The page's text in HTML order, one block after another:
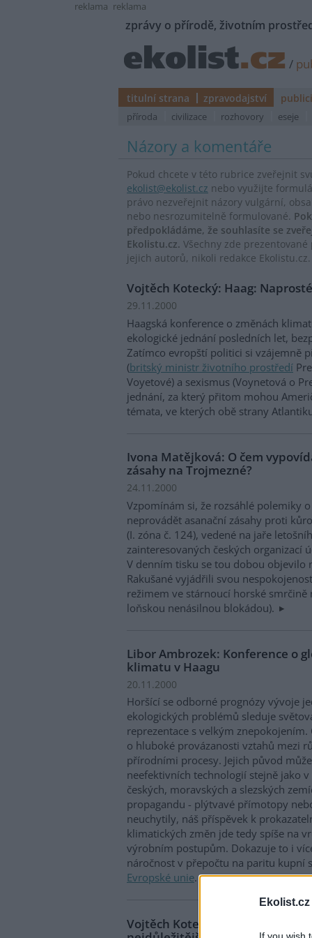
Ekolist.cz
reklama reklama
zprávy o přírodě, životním
/
titulní strana zpravodajství
příroda civilizace rozhovory eseje
Názory a komentáře
Pokud chcete v této rubrice zveřejnit
ekolist@ekolist.cz nebo využijte
právo nezveřejnit názory vulgární,
nebo nesrozumitelně formulované.
předpokládáme, že souhlasíte se
Ekolistu.cz. Všechny zde
jejich autorů, nikoli redakce Ekolistu.cz.
Vojtěch Kotecký: Haag:
29.11.2000
Haagská konference o změnách
ekologické jednání posledních let,
Zatímco evropští politici si vzájemně
(britský ministr životního prostředí
Voyetové) a sexismus (Voynetová o
jednání, za který přitom mohou
témata, ve kterých obě strany
Ivona Matějková: O čem
zásahy na Trojmezné?
24.11.2000
Vzpomínám si, že rozsáhlé polemiky
neprovádět asanační zásahy proti
(I. zóna č. 124), vedené na jaře
zainteresovaných českých organizací
V denním tisku se tou dobou objevilo
Rakušané vyjádřili svou
režimem ve stárnoucí horské smrčině
loňskou nenásilnou blokádou).
Libor Ambrozek: Konference o
klimatu v Haagu
20.11.2000
Horšící se odborné prognózy vývoje
ekologických problémů sleduje
reprezentace s velkým
o hluboké provázanosti vztahů mezi
přírodními procesy. Jejich původ
neefektivních technologií stejně jako
českých, moravských a slezských
propagandu - plýtvavé přímotopy
neuchytily, náš příspěvek k
klimatických změn jde tedy spíše na
výrobním postupům. Dokazuje to i
náročnost v přepočtu na paritu kupní
Evropské unie.
Vojtěch Kotecký: Diplomati